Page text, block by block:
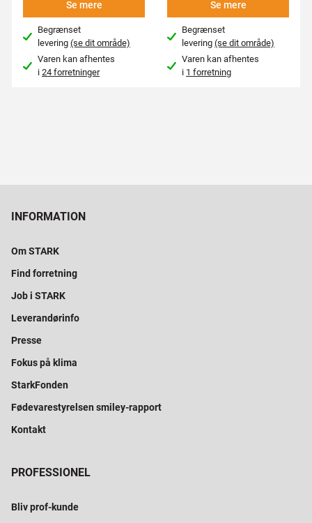
Se mere
Begrænset
levering(se dit område)
Varen kan afhentes
i24 forretninger
Se mere
Begrænset
levering(se dit område)
Varen kan afhentes
i 1 forretning
INFORMATION
Om STARK
Find forretning
Job i STARK
Leverandørinfo
Presse
Fokus på klima
StarkFonden
Fødevarestyrelsen smiley-rapport
Kontakt
PROFESSIONEL
Bliv prof-kunde